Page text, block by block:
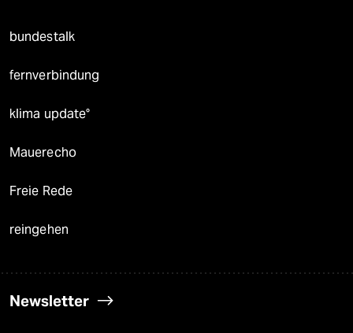
bundestalk
fernverbindung
klima update°
Mauerecho
Freie Rede
reingehen
Newsletter